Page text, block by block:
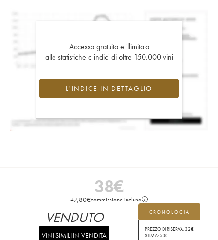
Accesso gratuito e illimitato
alle statistiche e indici di oltre 150.000 vini
L'INDICE IN DETTAGLIO
38€
47,80€commissione inclusa
CRONOLOGIA
PREZZO DI RISERVA:32€
STIMA:50€
VENDUTO
VINI SIMILI IN VENDITA